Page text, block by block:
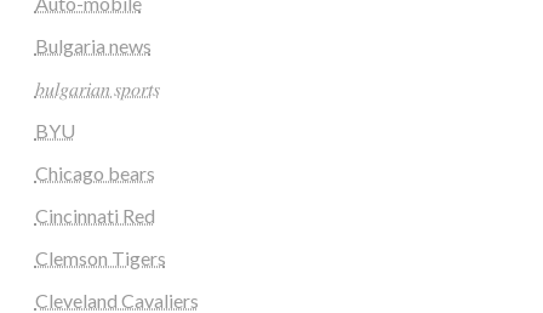
Bulgaria news
𝑏𝑢𝑙𝑔𝑎𝑟𝑖𝑎𝑛 𝑠𝑝𝑜𝑟𝑡𝑠
BYU
Chicago bears
Cincinnati Red
Clemson Tigers
Cleveland Cavaliers